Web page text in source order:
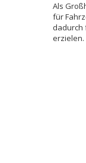
Als
für
dadurch
erzielen.